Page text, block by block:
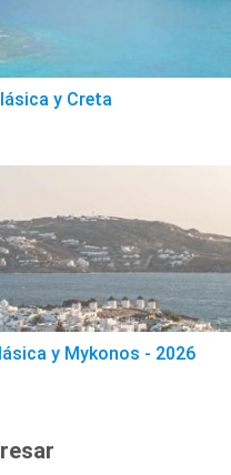
y Creta
y Mykonos - 2026